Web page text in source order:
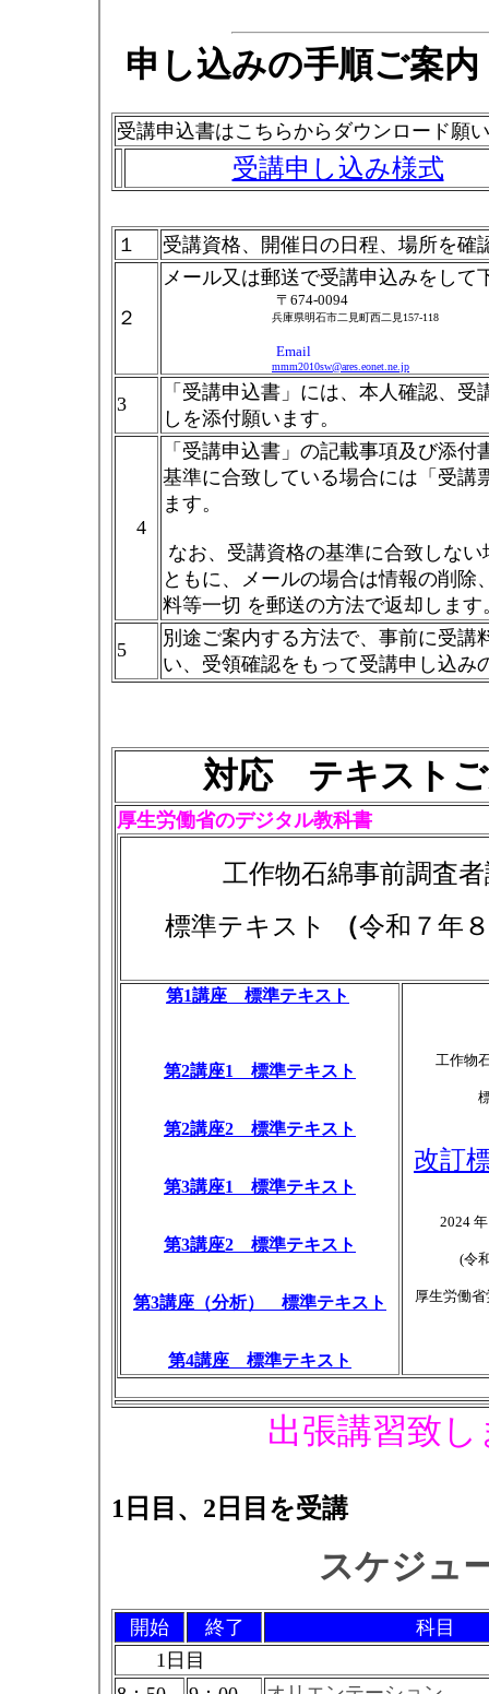
申し込みの手順ご案内
受講申込書はこちらからダウンロード願
受講申し込み様式
１ 受講資格、開催日の日程、場所を確
２
メール又は郵送で受講申込みをして
〒674-0094
兵庫県明石市二見町西二見157-118
Email
mmm2010sw@ares.eonet.ne.jp
3
「受講申込書」には、本人確認、
しを添付願います。
4
「受講申込書」の記載事項及び添
基準に合致している場合には「受講
ます。
なお、受講資格の基準に合致しな
ともに、メールの場合は情報の削除
料等一切 を郵送の方法で返却します
5
別途ご案内する方法で、事前に受講
い、受領確認をもって受講申し込み
対応 テキスト
厚生労働省のデジタル教科書
工作物石綿事前調査
標準テキスト
（令和７年
第1講座 標準テキスト
第2講座1 標準テキスト
第2講座2 標準テキスト
第3講座1 標準テキスト
第3講座2 標準テキスト
第3講座（分析） 標準テキスト
第4講座 標準テキスト
工作物
改訂
2024
(令
厚生労働
出張講習致し
1日目、2日目を受講
スケジュ
開始 終了
科目
1日目